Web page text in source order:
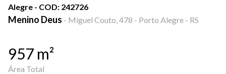
Alegre - COD: 242726
Menino Deus - Miguel Couto, 478 - Porto Alegre - RS
957 m²
Área Total